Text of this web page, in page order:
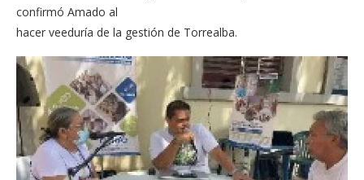
confirmó Amado al
hacer veeduría de la gestión de Torrealba.